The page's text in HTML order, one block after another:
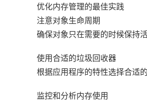
优化内存管理的最佳实践
注意对象生命周期
确保对象只在需要的时候保持
使用合适的垃圾回收器
根据应用程序的特性选择合适
监控和分析内存使用